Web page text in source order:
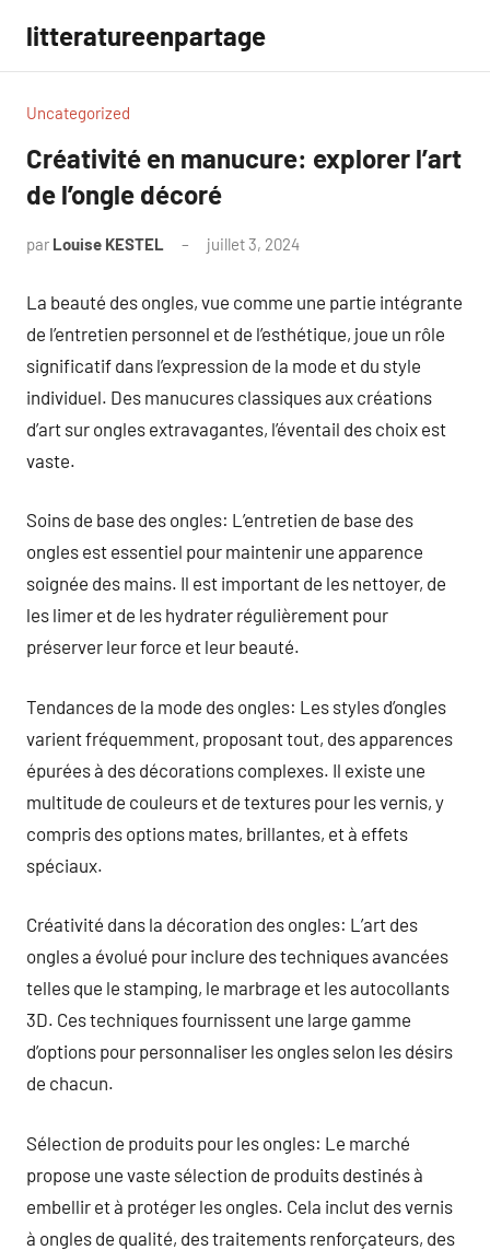
contenu
litteratureenpartage
Uncategorized
Créativité en manucure: explorer l’art
de l’ongle décoré
par Louise KESTEL juillet 3, 2024
La beauté des ongles, vue comme une partie intégrante
de l’entretien personnel et de l’esthétique, joue un rôle
significatif dans l’expression de la mode et du style
individuel. Des manucures classiques aux créations
d’art sur ongles extravagantes, l’éventail des choix est
vaste.
Soins de base des ongles: L’entretien de base des
ongles est essentiel pour maintenir une apparence
soignée des mains. Il est important de les nettoyer, de
les limer et de les hydrater régulièrement pour
préserver leur force et leur beauté.
Tendances de la mode des ongles: Les styles d’ongles
varient fréquemment, proposant tout, des apparences
épurées à des décorations complexes. Il existe une
multitude de couleurs et de textures pour les vernis, y
compris des options mates, brillantes, et à effets
spéciaux.
Créativité dans la décoration des ongles: L’art des
ongles a évolué pour inclure des techniques avancées
telles que le stamping, le marbrage et les autocollants
3D. Ces techniques fournissent une large gamme
d’options pour personnaliser les ongles selon les désirs
de chacun.
Sélection de produits pour les ongles: Le marché
propose une vaste sélection de produits destinés à
embellir et à protéger les ongles. Cela inclut des vernis
à ongles de qualité, des traitements renforçateurs, des